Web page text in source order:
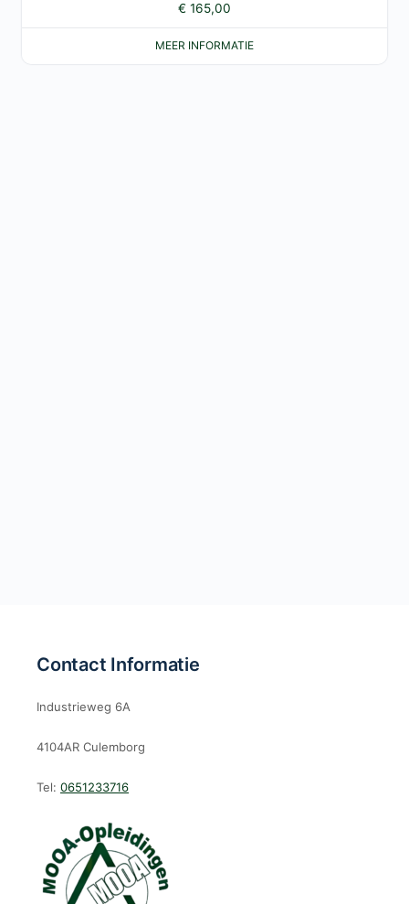
€ 165,00
MEER INFORMATIE
Contact Informatie
Industrieweg 6A
4104AR Culemborg
Tel: 0651233716